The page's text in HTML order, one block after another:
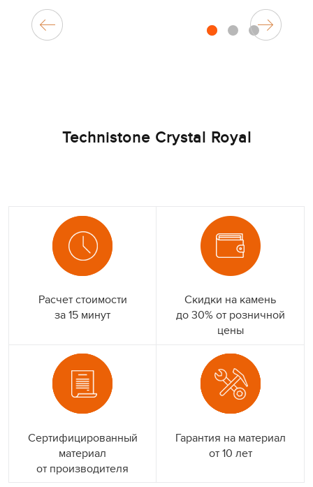
1 2 3
Technistone Crystal Royal
Расчет стоимости
за 15 минут
Скидки на камень
до 30% от розничной
цены
Сертифицированный
материал
от производителя
Гарантия на материал
от 10 лет